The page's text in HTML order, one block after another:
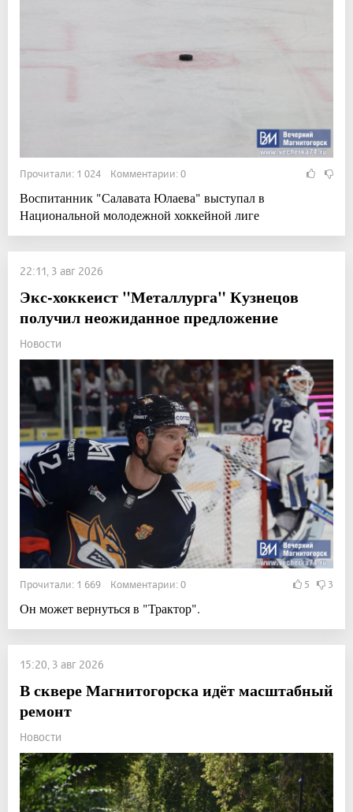
Прочитали: 1 024 Комментарии: 0
Воспитанник "Салавата Юлаева" выступал в
Национальной молодежной хоккейной лиге
22:11, 3 авг 2026
Экс-хоккеист "Металлурга" Кузнецов
получил неожиданное предложение
Новости
Прочитали: 1 669 Комментарии: 0 5 3
Он может вернуться в "Трактор".
15:20, 3 авг 2026
В сквере Магнитогорска идёт масштабный
ремонт
Новости